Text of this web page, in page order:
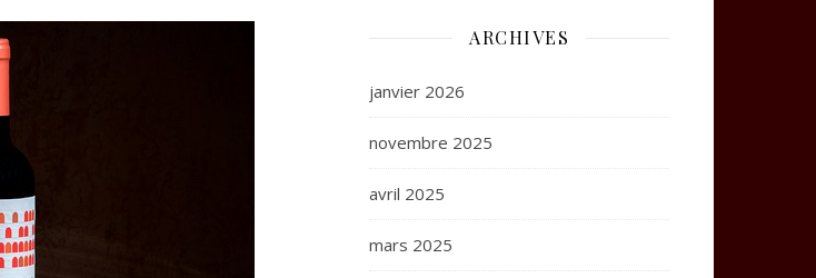
ARCHIVES
janvier 2026
novembre 2025
avril 2025
mars 2025